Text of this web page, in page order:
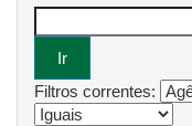
Filtros correntes: